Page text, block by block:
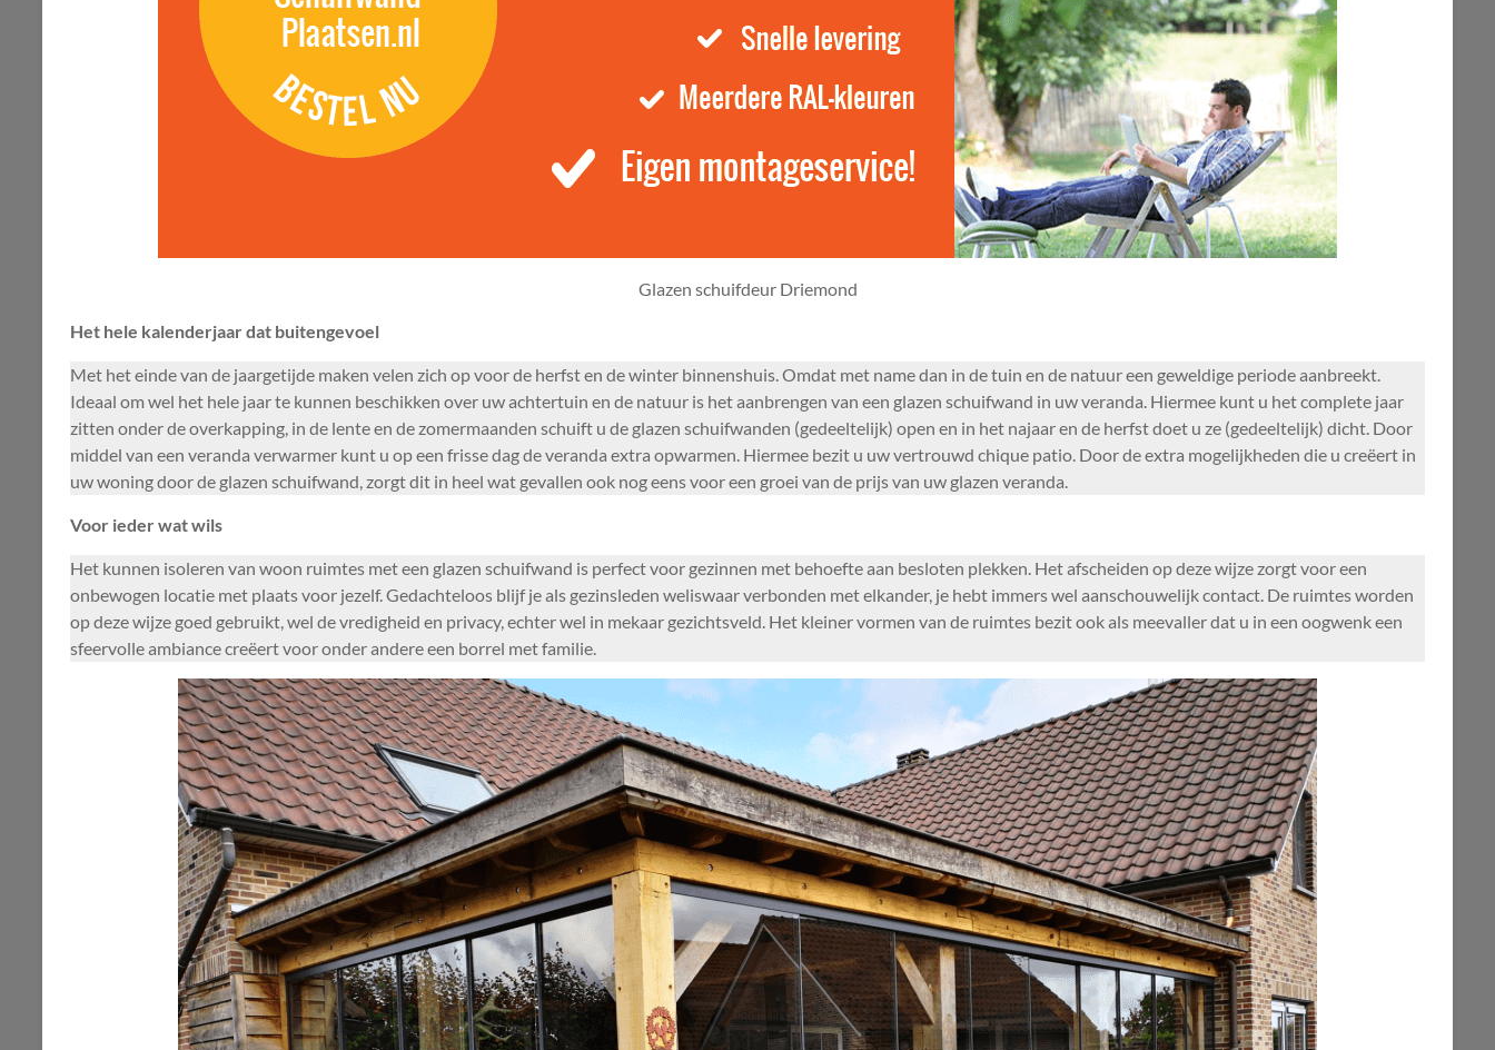
Glazen schuifdeur Driemond
Het hele kalenderjaar dat buitengevoel
Met het einde van de jaargetijde maken velen zich op voor de herfst en de winter binnenshuis. Omdat met name dan in de tuin en de natuur een geweldige periode aanbreekt.
Ideaal om wel het hele jaar te kunnen beschikken over uw achtertuin en de natuur is het aanbrengen van een glazen schuifwand in uw veranda. Hiermee kunt u het complete jaar
zitten onder de overkapping, in de lente en de zomermaanden schuift u de glazen schuifwanden (gedeeltelijk) open en in het najaar en de herfst doet u ze (gedeeltelijk) dicht. Door
middel van een veranda verwarmer kunt u op een frisse dag de veranda extra opwarmen. Hiermee bezit u uw vertrouwd chique patio. Door de extra mogelijkheden die u creëert in
uw woning door de glazen schuifwand, zorgt dit in heel wat gevallen ook nog eens voor een groei van de prijs van uw glazen veranda.
Voor ieder wat wils
Het kunnen isoleren van woon ruimtes met een glazen schuifwand is perfect voor gezinnen met behoefte aan besloten plekken. Het afscheiden op deze wijze zorgt voor een
onbewogen locatie met plaats voor jezelf. Gedachteloos blijf je als gezinsleden weliswaar verbonden met elkander, je hebt immers wel aanschouwelijk contact. De ruimtes worden
op deze wijze goed gebruikt, wel de vredigheid en privacy, echter wel in mekaar gezichtsveld. Het kleiner vormen van de ruimtes bezit ook als meevaller dat u in een oogwenk een
sfeervolle ambiance creëert voor onder andere een borrel met familie.